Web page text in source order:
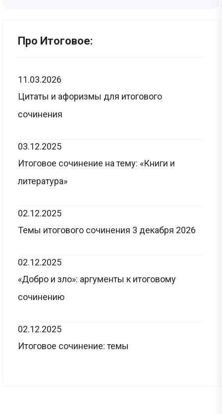
Про Итоговое:
11.03.2026
Цитаты и афоризмы для итогового
сочинения
03.12.2025
Итоговое сочинение на тему: «Книги и
литература»
02.12.2025
Темы итогового сочинения 3 декабря 2026
02.12.2025
«Добро и зло»: аргументы к итоговому
сочинению
02.12.2025
Итоговое сочинение: темы